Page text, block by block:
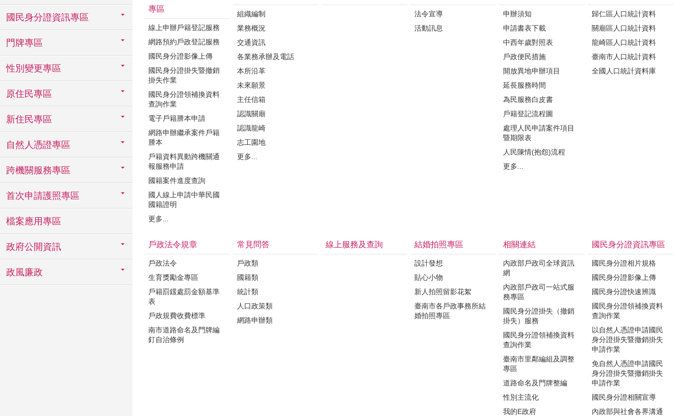
國民身分證資訊專區
門牌專區
性別變更專區
原住民專區
新住民專區
自然人憑證專區
跨機關服務專區
首次申請護照專區
檔案應用專區
政府公開資訊
政風廉政
專區
線上申辦戶籍登記服務
網路預約戶政登記服務
國民身分證影像上傳
國民身分證掛失暨撤銷
掛失作業
國民身分證領補換資料
查詢作業
電子戶籍謄本申請
網路申辦繼承案件戶籍
謄本
戶籍資料異動跨機關通
報服務申請
國籍案件進度查詢
國人線上申請中華民國
國籍證明
更多...
組織編制
業務概況
交通資訊
各業務承辦及電話
本所沿革
未來願景
主任信箱
認識關廟
認識龍崎
志工園地
更多...
法令宣導
活動訊息
申辦須知
申請書表下載
中西年歲對照表
戶政便民措施
開放異地申辦項目
延長服務時間
為民服務白皮書
戶籍登記流程圖
處理人民申請案件項目
暨期限表
人民陳情(抱怨)流程
更多...
歸仁區人口統計資料
關廟區人口統計資料
龍崎區人口統計資料
臺南市人口統計資料
全國人口統計資料庫
戶政法令規章
戶政法令
生育獎勵金專區
戶籍罰鍰處罰金額基準
表
戶政規費收費標準
南市道路命名及門牌編
釘自治條例
常見問答
戶政類
國籍類
統計類
人口政策類
網路申辦類
線上服務及查詢 結婚拍照專區
設計發想
貼心小物
新人拍照留影花絮
臺南市各戶政事務所結
婚拍照專區
相關連結
內政部戶政司全球資訊
網
內政部戶政司一站式服
務專區
國民身分證掛失（撤銷
掛失）服務
國民身分證領補換資料
查詢作業
臺南市里鄰編組及調整
專區
道路命名及門牌整編
性別主流化
我的E政府
國民身分證資訊專區
國民身分證相片規格
國民身分證影像上傳
國民身分證快速辨識
國民身分證領補換資料
查詢作業
以自然人憑證申請國民
身分證掛失暨撤銷掛失
申請作業
免自然人憑證申請國民
身分證掛失暨撤銷掛失
申請作業
國民身分證相關宣導
內政部與社會各界溝通